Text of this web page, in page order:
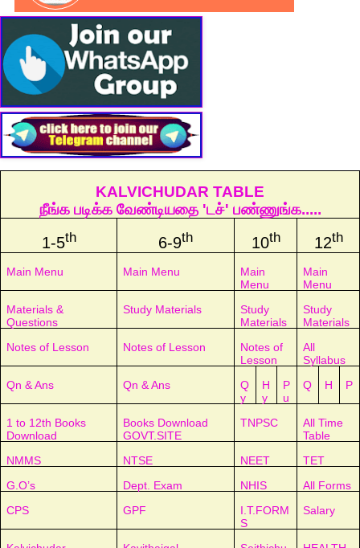
KALVICHUDAR TABLE
நீங்க படிக்க வேண்டியதை 'டச்' பண்ணுங்க.....
1-5th 6-9th 10th 12th
Main Menu Main Menu
Main
Menu
Main
Menu
Materials &
Questions
Study Materials
Study
Materials
Study
Materials
Notes of Lesson
Notes of Lesson
Notes of
Lesson
All
Syllabus
Qn & Ans
Qn & Ans
Q
y
H
y
P
u
Q H P
1 to 12th Books
Download
Books Download
GOVT.SITE
TNPSC
All Time
Table
NMMS
NTSE NEET
TET
G.O’s
Dept. Exam NHIS
All Forms
CPS
GPF
I.T.FORM
S
Salary